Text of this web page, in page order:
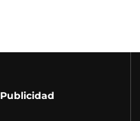
Publicidad